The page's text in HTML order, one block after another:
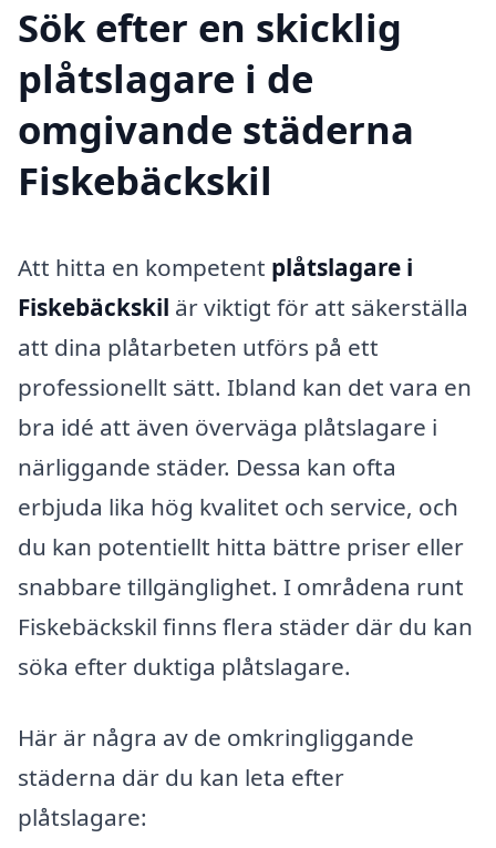
Sök efter en skicklig
plåtslagare i de
omgivande städerna
Fiskebäckskil
Att hitta en kompetent plåtslagare i
Fiskebäckskil är viktigt för att säkerställa
att dina plåtarbeten utförs på ett
professionellt sätt. Ibland kan det vara en
bra idé att även överväga plåtslagare i
närliggande städer. Dessa kan ofta
erbjuda lika hög kvalitet och service, och
du kan potentiellt hitta bättre priser eller
snabbare tillgänglighet. I områdena runt
Fiskebäckskil finns flera städer där du kan
söka efter duktiga plåtslagare.
Här är några av de omkringliggande
städerna där du kan leta efter
plåtslagare: